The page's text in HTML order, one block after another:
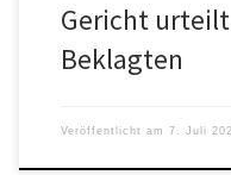
Gericht
Beklagten
Veröffentlicht am 7. Juli